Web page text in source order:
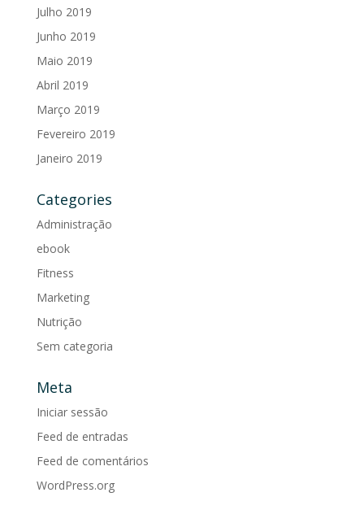
Julho 2019
Junho 2019
Maio 2019
Abril 2019
Março 2019
Fevereiro 2019
Janeiro 2019
Categories
Administração
ebook
Fitness
Marketing
Nutrição
Sem categoria
Meta
Iniciar sessão
Feed de entradas
Feed de comentários
WordPress.org